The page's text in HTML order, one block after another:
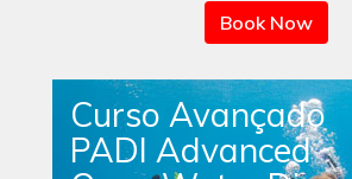
Book Now
Curso Avançado
PADI Advanced